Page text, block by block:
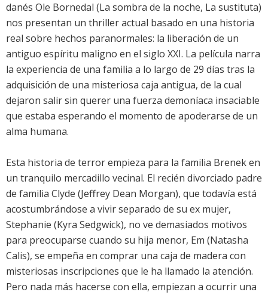
danés Ole Bornedal (La sombra de la noche, La sustituta)
nos presentan un thriller actual basado en una historia
real sobre hechos paranormales: la liberación de un
antiguo espíritu maligno en el siglo XXI. La película narra
la experiencia de una familia a lo largo de 29 días tras la
adquisición de una misteriosa caja antigua, de la cual
dejaron salir sin querer una fuerza demoníaca insaciable
que estaba esperando el momento de apoderarse de un
alma humana.
Esta historia de terror empieza para la familia Brenek en
un tranquilo mercadillo vecinal. El recién divorciado padre
de familia Clyde (Jeffrey Dean Morgan), que todavía está
acostumbrándose a vivir separado de su ex mujer,
Stephanie (Kyra Sedgwick), no ve demasiados motivos
para preocuparse cuando su hija menor, Em (Natasha
Calis), se empeña en comprar una caja de madera con
misteriosas inscripciones que le ha llamado la atención.
Pero nada más hacerse con ella, empiezan a ocurrir una